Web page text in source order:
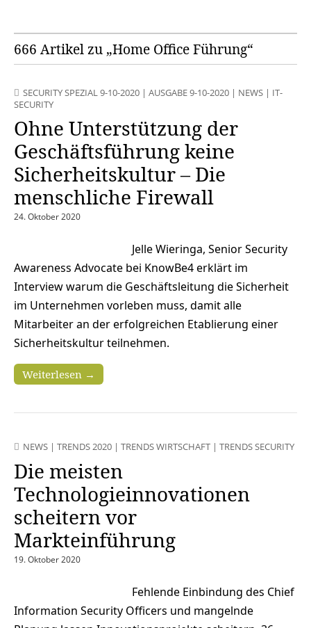
666 Artikel zu „Home Office Führung“
SECURITY SPEZIAL 9-10-2020 | AUSGABE 9-10-2020 | NEWS | IT-
SECURITY
Ohne Unterstützung der
Geschäftsführung keine
Sicherheitskultur – Die
menschliche Firewall
24. Oktober 2020
Jelle Wieringa, Senior Security
Awareness Advocate bei KnowBe4 erklärt im
Interview warum die Geschäftsleitung die Sicherheit
im Unternehmen vorleben muss, damit alle
Mitarbeiter an der erfolgreichen Etablierung einer
Sicherheitskultur teilnehmen.
Weiterlesen →
NEWS | TRENDS 2020 | TRENDS WIRTSCHAFT | TRENDS SECURITY
Die meisten
Technologieinnovationen
scheitern vor
Markteinführung
19. Oktober 2020
Fehlende Einbindung des Chief
Information Security Officers und mangelnde